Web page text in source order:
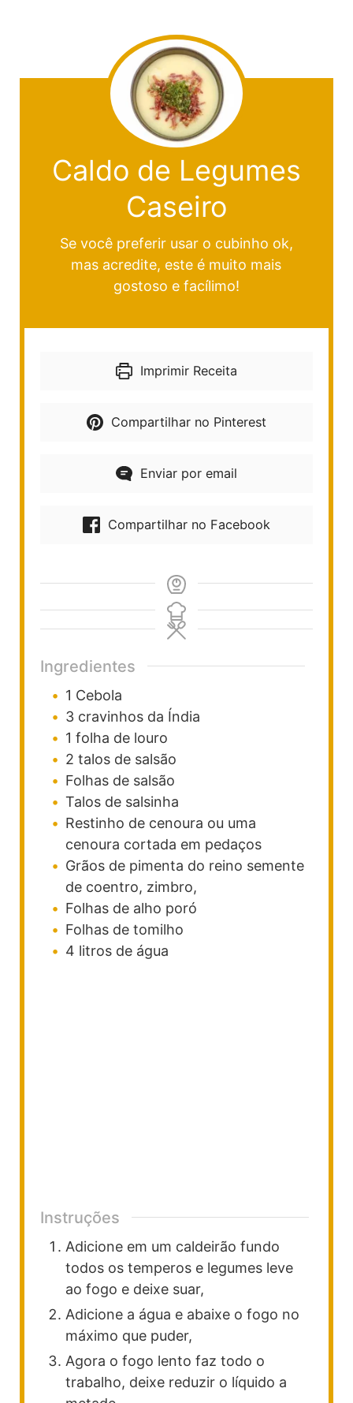
Caldo de Legumes
Caseiro
Se você preferir usar o cubinho ok,
mas acredite, este é muito mais
gostoso e facílimo!
Imprimir Receita
Compartilhar no Pinterest
Enviar por email
Compartilhar no Facebook
Ingredientes
1 Cebola
3 cravinhos da Índia
1 folha de louro
2 talos de salsão
Folhas de salsão
Talos de salsinha
Restinho de cenoura ou uma
cenoura cortada em pedaços
Grãos de pimenta do reino semente
de coentro, zimbro,
Folhas de alho poró
Folhas de tomilho
4 litros de água
Instruções
Adicione em um caldeirão fundo
todos os temperos e legumes leve
ao fogo e deixe suar,
Adicione a água e abaixe o fogo no
máximo que puder,
Agora o fogo lento faz todo o
trabalho, deixe reduzir o líquido a